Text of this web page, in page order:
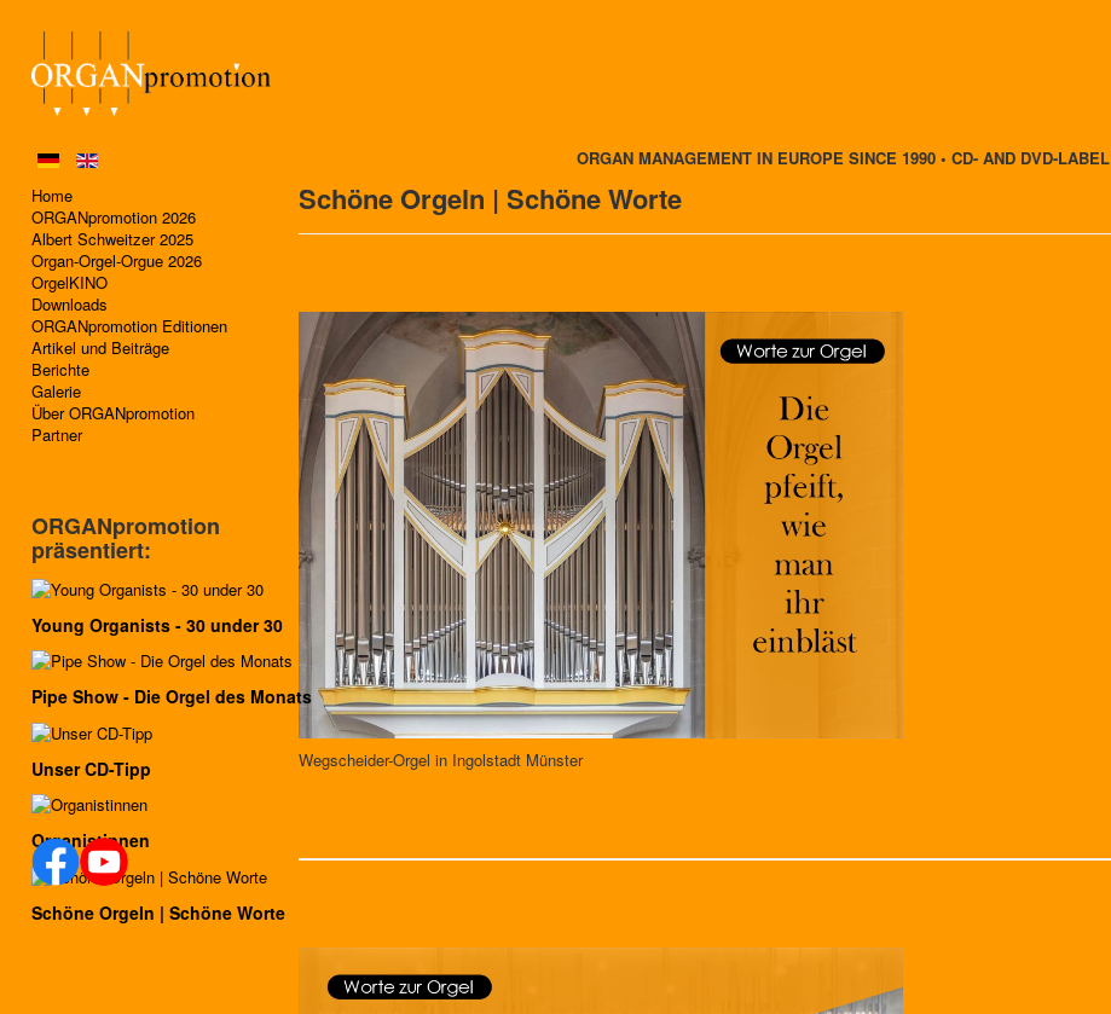
Home
ORGANpromotion 2026
Albert Schweitzer 2025
Organ-Orgel-Orgue 2026
OrgelKINO
Downloads
ORGANpromotion Editionen
Artikel und Beiträge
Berichte
Galerie
Über ORGANpromotion
Partner
ORGAN MANAGEMENT IN EUROPE SINCE 1990 • CD- AND DVD-LABEL
Schöne Orgeln | Schöne Worte
Wegscheider-Orgel in Ingolstadt Münster
ORGANpromotion
präsentiert:
Young Organists - 30 under 30
Pipe Show - Die Orgel des Monats
Unser CD-Tipp
Organistinnen
Schöne Orgeln | Schöne Worte